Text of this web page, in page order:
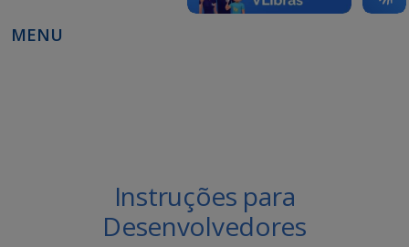
MENU
Instruções para
Desenvolvedores